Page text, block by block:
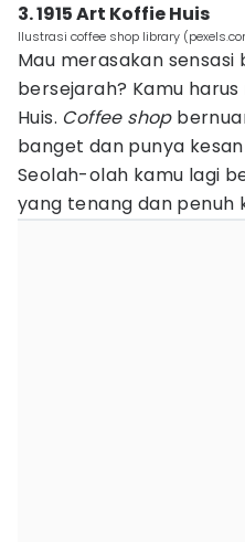
3. 1915 Art Koffie Huis
Ilustrasi coffee shop library
Mau merasakan
bersejarah? Kamu
Huis. Coffee shop
banget dan punya kesan
Seolah-olah kamu lagi
yang tenang dan penuh